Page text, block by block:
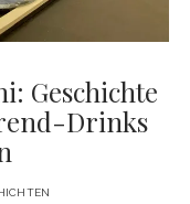
Geschichte
Drinks